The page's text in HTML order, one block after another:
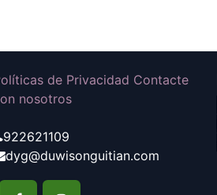
de Privacidad Contacte
nosotros
922621109
dyg@duwisonguitian.com